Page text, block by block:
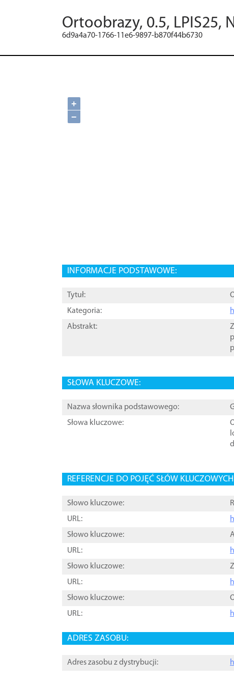
Ortoobrazy, 0.5, LPIS25,
6d9a4a70-1766-11e6-9897-b870f44b6730
+
−
INFORMACJE PODSTAWOWE:
Tytuł:
Kategoria:
Abstrakt:
SŁOWA KLUCZOWE:
Nazwa słownika podstawowego:
Słowa kluczowe:
REFERENCJE DO POJĘĆ SŁÓW
Słowo kluczowe:
URL:
Słowo kluczowe:
URL:
Słowo kluczowe:
URL:
Słowo kluczowe:
URL:
ADRES ZASOBU:
Adres zasobu z dystrybucji: